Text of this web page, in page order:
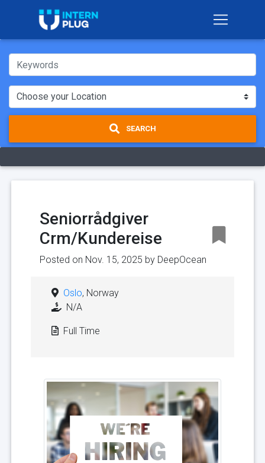
SEARCH
Seniorrådgiver
Crm/Kundereise
Posted on Nov. 15, 2025 by DeepOcean
Oslo, Norway
N/A
Full Time